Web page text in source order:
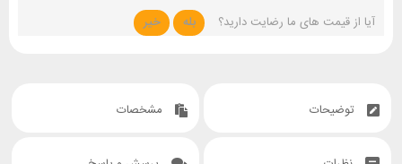
آیا از قیمت های ما رضایت دارید؟ بله خیر
توضیحات مشخصات